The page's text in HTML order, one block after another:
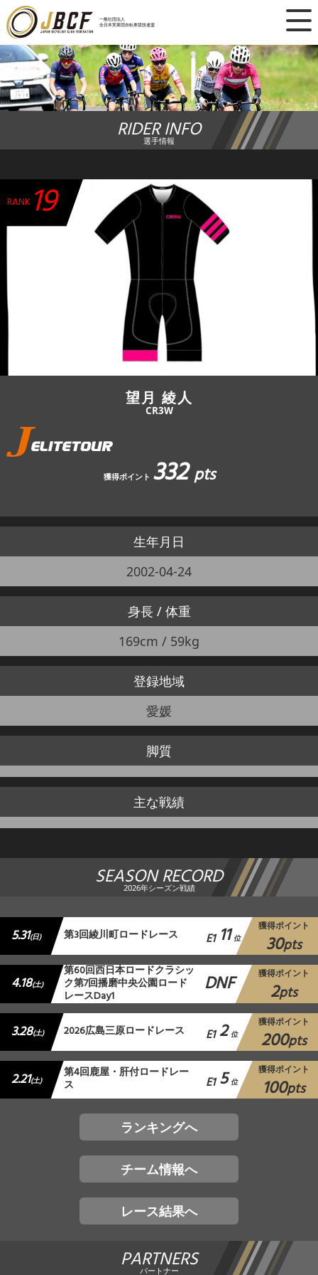
一般社団法人
全日本実業団自転車競技連盟
×
ニュース
レース日程
ランキング
チーム・選手
競技ガイド
加盟・登録
エントリー
JBCF ROAD SERIESとは
RIDER INFO
選手情報
RANK 19
望月 綾人
CR3W
獲得ポイント 332pts
生年月日
2002-04-24
身長 / 体重
169cm / 59kg
登録地域
愛媛
脚質
主な戦績
SEASON RECORD
2026年シーズン戦績
5.31(日) 第3回綾川町ロードレース E1 11 位
獲得ポイント
30pts
4.18(土)
第60回西日本ロードクラシッ
ク第7回播磨中央公園ロード
レースDay1 DNF 獲得ポイント
2pts
3.28(土) 2026広島三原ロードレース E1 2 位
獲得ポイント
200pts
2.21(土) 第4回鹿屋・肝付ロードレー
ス E1 5 位
獲得ポイント
100pts
ランキングへ
チーム情報へ
レース結果へ
PARTNERS
パートナー